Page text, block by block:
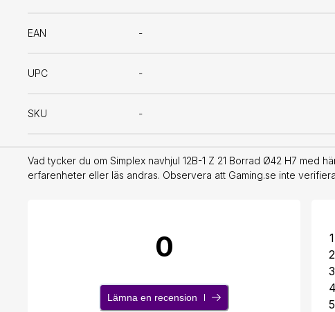
EAN -
UPC -
SKU -
Vad tycker du om Simplex navhjul 12B-1 Z 21 Borrad Ø42 H7 med
erfarenheter eller läs andras. Observera att Gaming.se inte
0
Lämna en recension
1
2
3
4
5